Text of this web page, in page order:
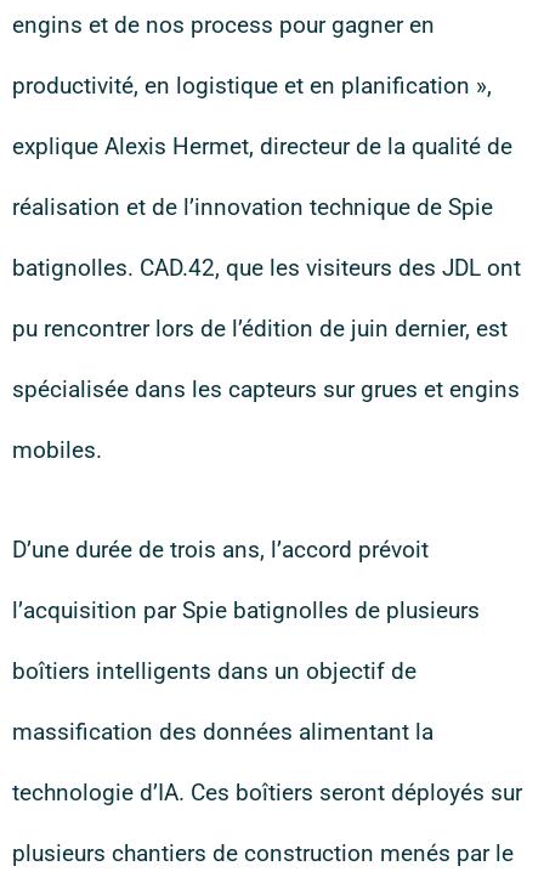
engins et de nos process pour gagner en
productivité, en logistique et en planification »,
explique Alexis Hermet, directeur de la qualité de
réalisation et de l’innovation technique de Spie
batignolles. CAD.42, que les visiteurs des JDL ont
pu rencontrer lors de l’édition de juin dernier, est
spécialisée dans les capteurs sur grues et engins
mobiles.
D’une durée de trois ans, l’accord prévoit
l’acquisition par Spie batignolles de plusieurs
boîtiers intelligents dans un objectif de
massification des données alimentant la
technologie d’IA. Ces boîtiers seront déployés sur
plusieurs chantiers de construction menés par le